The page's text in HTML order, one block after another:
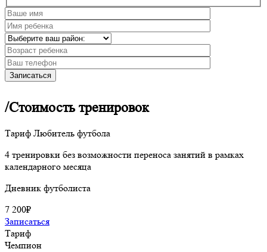
/Cтоимость тренировок
Тариф Любитель футбола
4 тренировки без возможности переноса занятий в рамках
календарного месяца
Дневник футболиста
7 200₽
Записаться
Тариф
Чемпион